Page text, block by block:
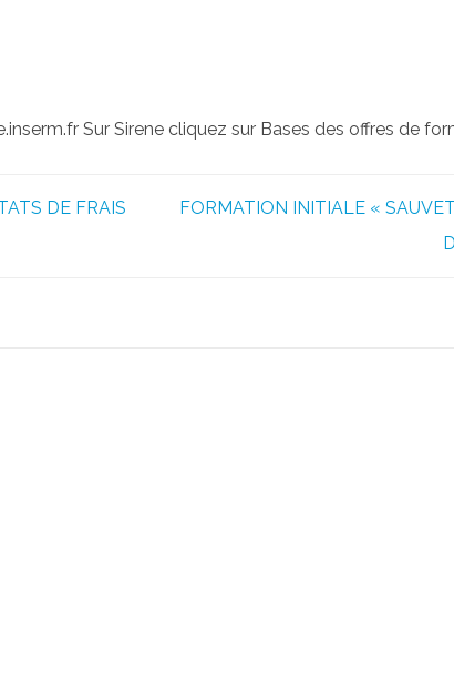
Sur Sirene cliquez sur Bases des offres de
DE FRAIS
FORMATION INITIALE «